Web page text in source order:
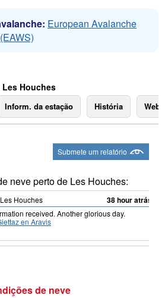
European Avalanche
Houches
Inform. da estação História
Submete um relatório
neve perto de Les Houches:
Houches 38 hour atrás
received. Another glorious day.
en Aravis
de neve